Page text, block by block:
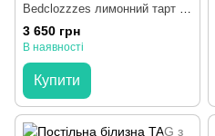
Bedclozzzes лимонний тарт з
рюшами євро
3 650 грн
В наявності
Купити